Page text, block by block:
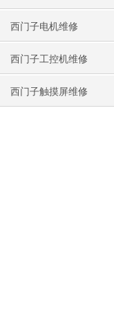
西门子电机维修
西门子工控机维修
西门子触摸屏维修